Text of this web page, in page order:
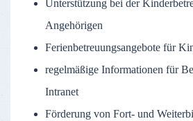
Unterstützung bei der
Angehörigen
Ferienbetreuungsangebote für
regelmäßige Informationen für
Intranet
Förderung von Fort- und